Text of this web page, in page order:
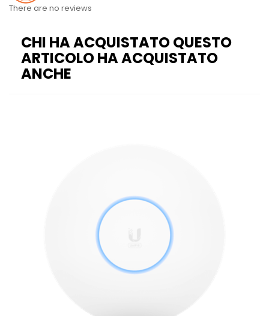
There are no reviews
CHI HA ACQUISTATO QUESTO
ARTICOLO HA ACQUISTATO
ANCHE